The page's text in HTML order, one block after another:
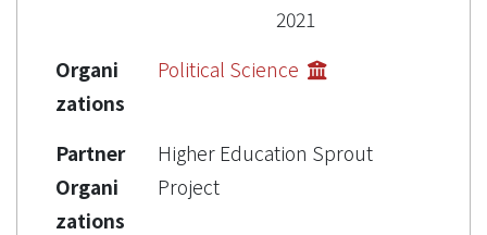
2021
Organi
zations
Political Science
Partner
Organi
zations
Higher Education Sprout
Project